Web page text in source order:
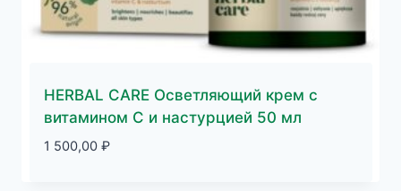
HERBAL CARE Осветляющий крем с
витамином С и настурцией 50 мл
1 500,00 ₽